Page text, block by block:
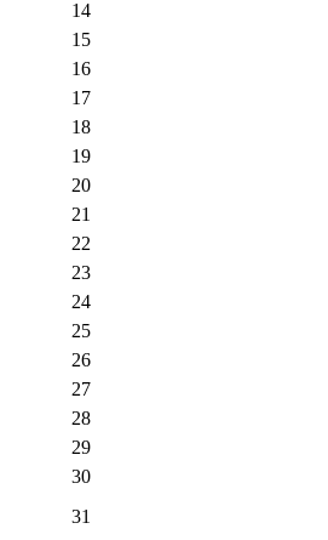
14
15
16
17
18
19
20
21
22
23
24
25
26
27
28
29
30
31